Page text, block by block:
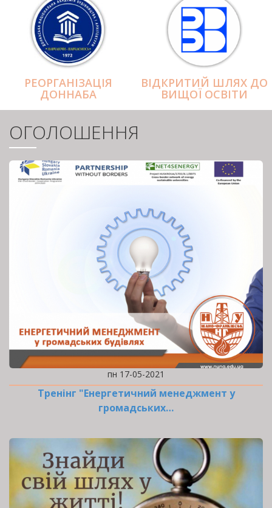
РЕОРГАНІЗАЦІЯ
ДОННАБА
ВІДКРИТИЙ ШЛЯХ ДО
ВИЩОЇ ОСВІТИ
ОГОЛОШЕННЯ
пн 17-05-2021
Тренінг "Енергетичний менеджмент у
громадських…